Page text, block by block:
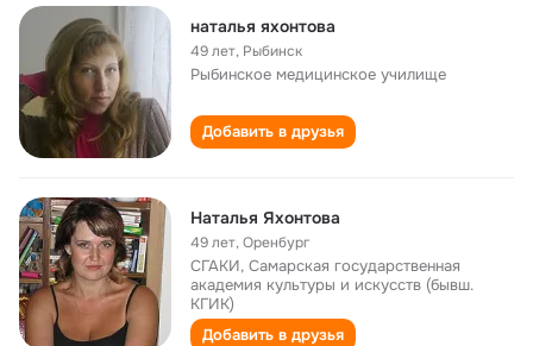
наталья яхонтова
49 лет, Рыбинск
Рыбинское медицинское училище
Добавить в друзья
Наталья Яхонтова
49 лет,Оренбург
СГАКИ, Самарская государственная
академия культуры и искусств (бывш.
КГИК)
Добавить в друзья